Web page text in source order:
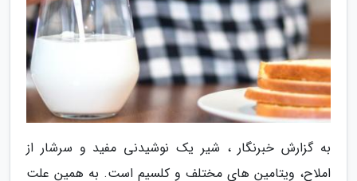
به گزارش خبرنگار ، شیر یک نوشیدنی مفید و سرشار از
املاح، ویتامین های مختلف و کلسیم است. به همین علت